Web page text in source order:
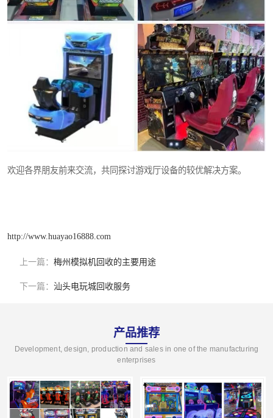
欢迎各界朋友前来交流，共同探讨游戏厅设备的较优解决方案。
http://www.huayao16888.com
上一篇： 梅州模拟机回收的主要用途
下一篇： 汕头电玩城回收服务
产品推荐
Development, design, production and sales in one of the manufacturing
enterprises